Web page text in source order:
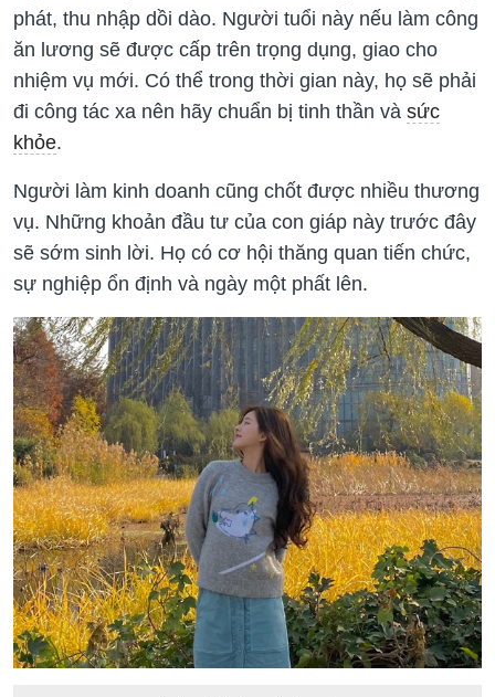
phát, thu nhập dồi dào. Người tuổi này nếu làm công
ăn lương sẽ được cấp trên trọng dụng, giao cho
nhiệm vụ mới. Có thể trong thời gian này, họ sẽ phải
đi công tác xa nên hãy chuẩn bị tinh thần và sức
khỏe.
Người làm kinh doanh cũng chốt được nhiều thương
vụ. Những khoản đầu tư của con giáp này trước đây
sẽ sớm sinh lời. Họ có cơ hội thăng quan tiến chức,
sự nghiệp ổn định và ngày một phất lên.